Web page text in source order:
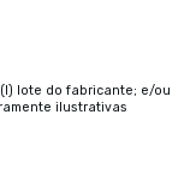
lote do fabricante; e/ou
ilustrativas